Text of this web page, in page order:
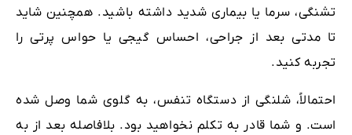
تشنگی، سرما یا بیماری شدید داشته باشید. همچنین شاید
تا مدتی بعد از جراحی، احساس گیجی یا حواس پرتی را
تجربه کنید.
احتمالاً، شلنگی از دستگاه تنفس، به گلوی شما وصل شده
است. و شما قادر به تکلم نخواهید بود. بلافاصله بعد از به